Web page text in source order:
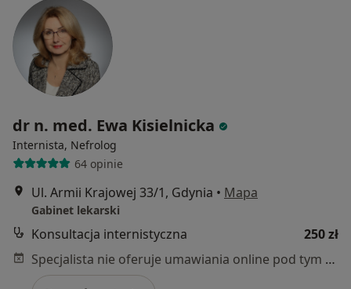
dr n. med. Ewa Kisielnicka
Internista, Nefrolog
64 opinie
Ul. Armii Krajowej 33/1, Gdynia • Mapa
Gabinet lekarski
Konsultacja internistyczna
250 zł
Specjalista nie oferuje umawiania online pod tym adresem.